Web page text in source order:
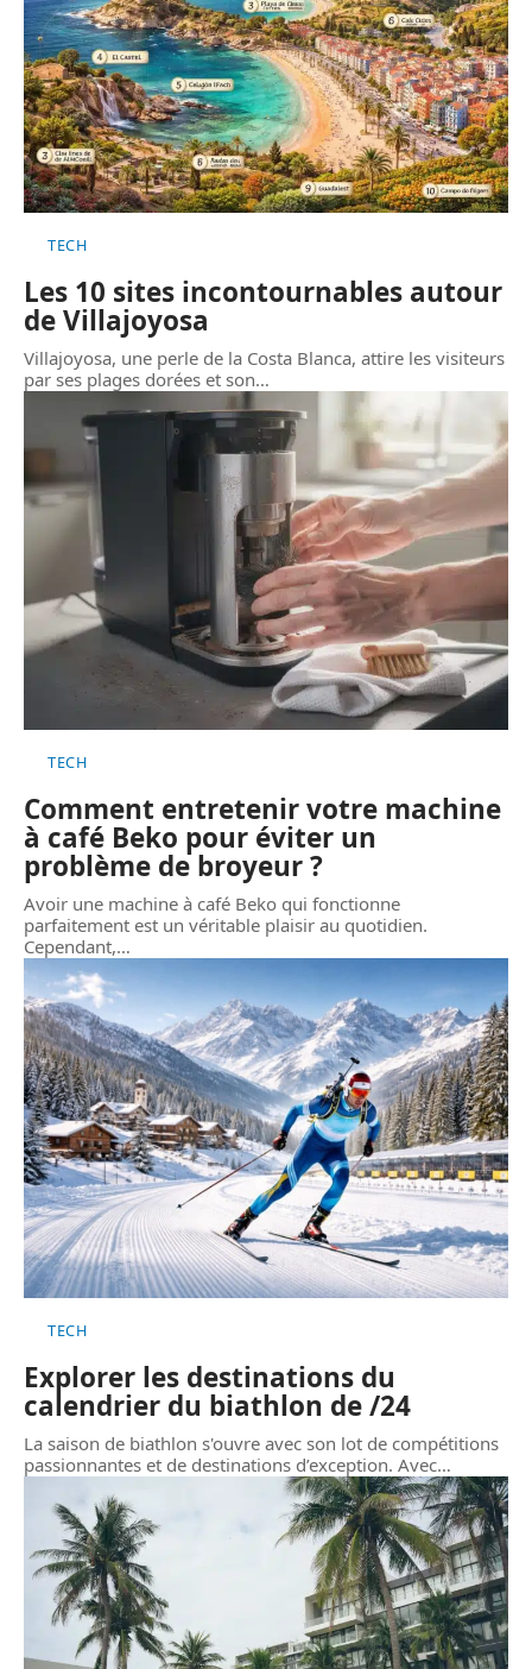
TECH
Les 10 sites incontournables autour
de Villajoyosa
Villajoyosa, une perle de la Costa Blanca, attire les visiteurs
par ses plages dorées et son…
TECH
Comment entretenir votre machine
à café Beko pour éviter un
problème de broyeur ?
Avoir une machine à café Beko qui fonctionne
parfaitement est un véritable plaisir au quotidien.
Cependant,…
TECH
Explorer les destinations du
calendrier du biathlon de /24
La saison de biathlon s'ouvre avec son lot de compétitions
passionnantes et de destinations d’exception. Avec…